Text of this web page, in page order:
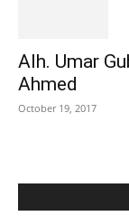
Alh. Umar
Ahmed
October 19, 2017